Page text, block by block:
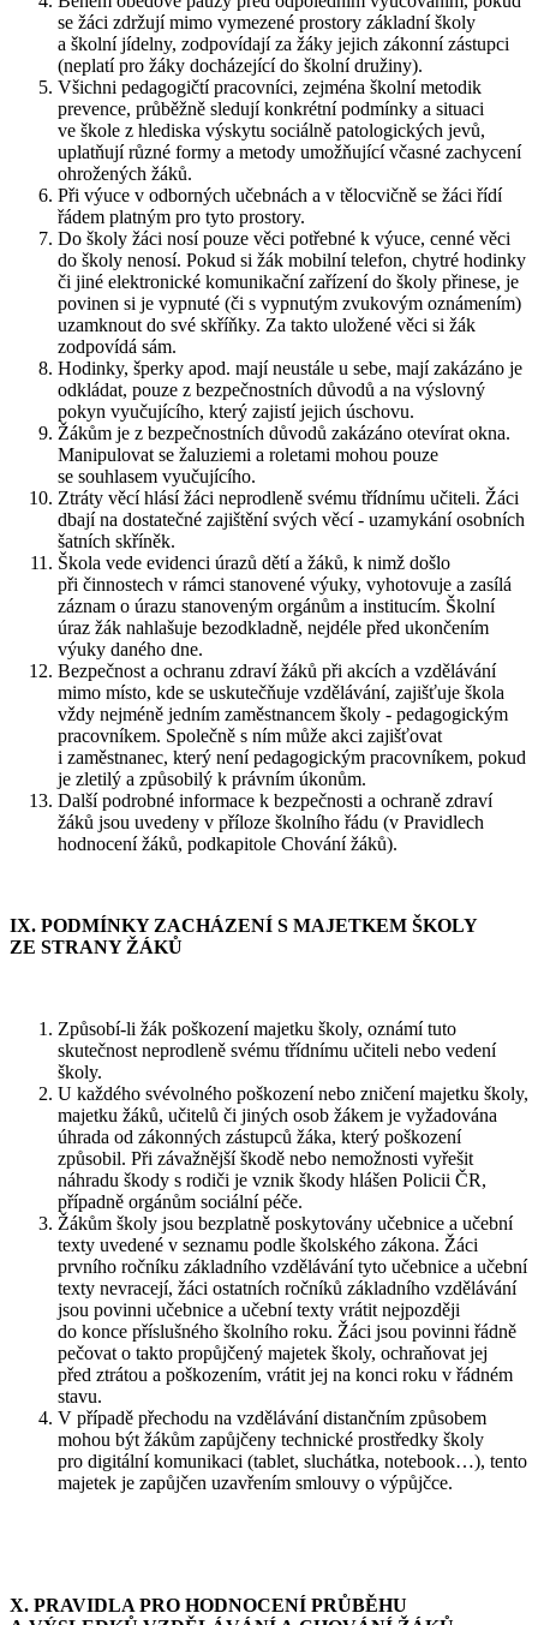
se žáci zdržují mimo vymezené prostory základní školy
a školní jídelny, zodpovídají za žáky jejich zákonní zástupci
(neplatí pro žáky docházející do školní družiny).
Všichni pedagogičtí pracovníci, zejména školní metodik
prevence, průběžně sledují konkrétní podmínky a situaci
ve škole z hlediska výskytu sociálně patologických jevů,
uplatňují různé formy a metody umožňující včasné zachycení
ohrožených žáků.
Při výuce v odborných učebnách a v tělocvičně se žáci řídí
řádem platným pro tyto prostory.
Do školy žáci nosí pouze věci potřebné k výuce, cenné věci
do školy nenosí. Pokud si žák mobilní telefon, chytré hodinky
či jiné elektronické komunikační zařízení do školy přinese, je
povinen si je vypnuté (či s vypnutým zvukovým oznámením)
uzamknout do své skříňky. Za takto uložené věci si žák
zodpovídá sám.
Hodinky, šperky apod. mají neustále u sebe, mají zakázáno je
odkládat, pouze z bezpečnostních důvodů a na výslovný
pokyn vyučujícího, který zajistí jejich úschovu.
Žákům je z bezpečnostních důvodů zakázáno otevírat okna.
Manipulovat se žaluziemi a roletami mohou pouze
se souhlasem vyučujícího.
Ztráty věcí hlásí žáci neprodleně svému třídnímu učiteli. Žáci
dbají na dostatečné zajištění svých věcí - uzamykání osobních
šatních skříněk.
Škola vede evidenci úrazů dětí a žáků, k nimž došlo
při činnostech v rámci stanovené výuky, vyhotovuje a zasílá
záznam o úrazu stanoveným orgánům a institucím. Školní
úraz žák nahlašuje bezodkladně, nejdéle před ukončením
výuky daného dne.
Bezpečnost a ochranu zdraví žáků při akcích a vzdělávání
mimo místo, kde se uskutečňuje vzdělávání, zajišťuje škola
vždy nejméně jedním zaměstnancem školy - pedagogickým
pracovníkem. Společně s ním může akci zajišťovat
i zaměstnanec, který není pedagogickým pracovníkem, pokud
je zletilý a způsobilý k právním úkonům.
Další podrobné informace k bezpečnosti a ochraně zdraví
žáků jsou uvedeny v příloze školního řádu (v Pravidlech
hodnocení žáků, podkapitole Chování žáků).
IX. PODMÍNKY ZACHÁZENÍ S MAJETKEM ŠKOLY
ZE STRANY ŽÁKŮ
Způsobí-li žák poškození majetku školy, oznámí tuto
skutečnost neprodleně svému třídnímu učiteli nebo vedení
školy.
U každého svévolného poškození nebo zničení majetku školy,
majetku žáků, učitelů či jiných osob žákem je vyžadována
úhrada od zákonných zástupců žáka, který poškození
způsobil. Při závažnější škodě nebo nemožnosti vyřešit
náhradu škody s rodiči je vznik škody hlášen Policii ČR,
případně orgánům sociální péče.
Žákům školy jsou bezplatně poskytovány učebnice a učební
texty uvedené v seznamu podle školského zákona. Žáci
prvního ročníku základního vzdělávání tyto učebnice a učební
texty nevracejí, žáci ostatních ročníků základního vzdělávání
jsou povinni učebnice a učební texty vrátit nejpozději
do konce příslušného školního roku. Žáci jsou povinni řádně
pečovat o takto propůjčený majetek školy, ochraňovat jej
před ztrátou a poškozením, vrátit jej na konci roku v řádném
stavu.
V případě přechodu na vzdělávání distančním způsobem
mohou být žákům zapůjčeny technické prostředky školy
pro digitální komunikaci (tablet, sluchátka, notebook…), tento
majetek je zapůjčen uzavřením smlouvy o výpůjčce.
X. PRAVIDLA PRO HODNOCENÍ PRŮBĚHU